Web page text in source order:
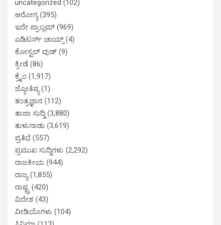
uncategorized (102)
ಆರೋಗ್ಯ(395)
ಇದೇ ಪ್ರಾಬ್ಲಮ್ (969)
ಎಡಿಟರ್ಸ್ ಚಾಯ್ಸ್(4)
ಕೋಸ್ಟಲ್ ವುಡ್ (9)
ಕ್ರೀಡೆ (86)
ಕ್ರೈಂ (1,917)
ಜ್ಯೋತಿಷ್ಯ(1)
ತಂತ್ರಜ್ಞಾನ (112)
ತಾಜಾ ಸುದ್ದಿ (3,880)
ತುಳುನಾಡು (3,619)
ಪ್ರತಿಭೆ (557)
ಪ್ರಮುಖ ಸುದ್ದಿಗಳು (2,292)
ರಾಜಕೀಯ (944)
ರಾಜ್ಯ(1,855)
ರಾಷ್ಟ್ರ (420)
ವಿದೇಶ (43)
ವೀಡಿಯೊಗಳು (104)